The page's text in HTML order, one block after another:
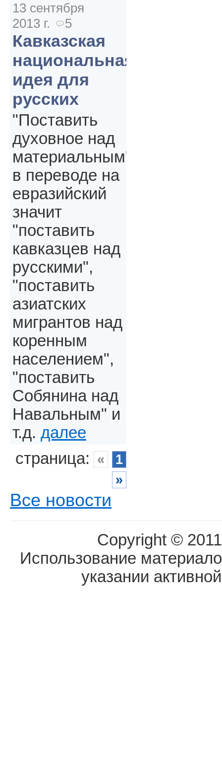
13 сентября
2013 г.
5
Кавказская
национальная
идея для
русских
"Поставить
духовное над
материальным"
в переводе на
евразийский
значит
"поставить
кавказцев над
русскими",
"поставить
азиатских
мигрантов над
коренным
населением",
"поставить
Собянина над
Навальным" и
т.д. далее
страница: «
1
»
Все новости
Copyright ©
Использование
указании